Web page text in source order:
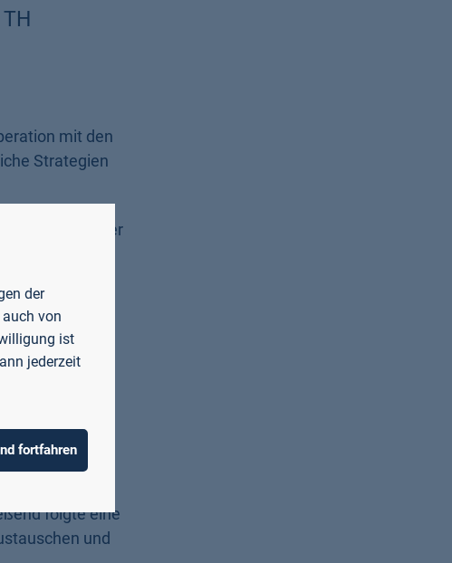
mit den
Strategien
Florian Reuter
Dr. Susan
inkl.
Nachteilen.
Wirtschaft
folgte eine
und
der
von
ist
jederzeit
fortfahren